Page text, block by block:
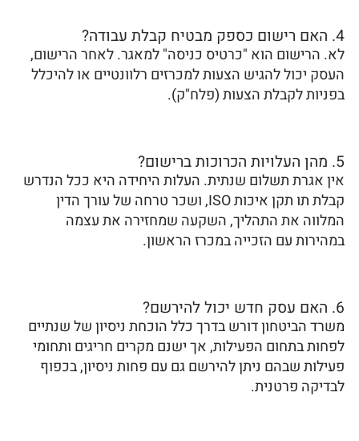
4. האם רישום כספק מבטיח קבלת עבודה?
לא. הרישום הוא "כרטיס כניסה" למאגר. לאחר הרישום,
העסק יכול להגיש הצעות למכרזים רלוונטיים או להיכלל
בפניות לקבלת הצעות (פלח"ק).
5. מהן העלויות הכרוכות ברישום?
אין אגרת תשלום שנתית. העלות היחידה היא ככל הנדרש
קבלת תו תקן איכות ISO, ושכר טרחה של עורך הדין
המלווה את התהליך, השקעה שמחזירה את עצמה
במהירות עם הזכייה במכרז הראשון.
6. האם עסק חדש יכול להירשם?
משרד הביטחון דורש בדרך כלל הוכחת ניסיון של שנתיים
לפחות בתחום הפעילות, אך ישנם מקרים חריגים ותחומי
פעילות שבהם ניתן להירשם גם עם פחות ניסיון, בכפוף
לבדיקה פרטנית.